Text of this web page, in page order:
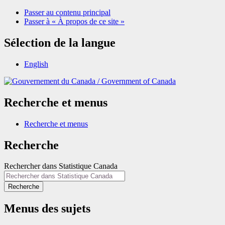
Passer au contenu principal
Passer à « À propos de ce site »
Sélection de la langue
English
/Government of Canada
Recherche et menus
Recherche et menus
Recherche
Rechercher dans Statistique Canada
Recherche
Menus des sujets